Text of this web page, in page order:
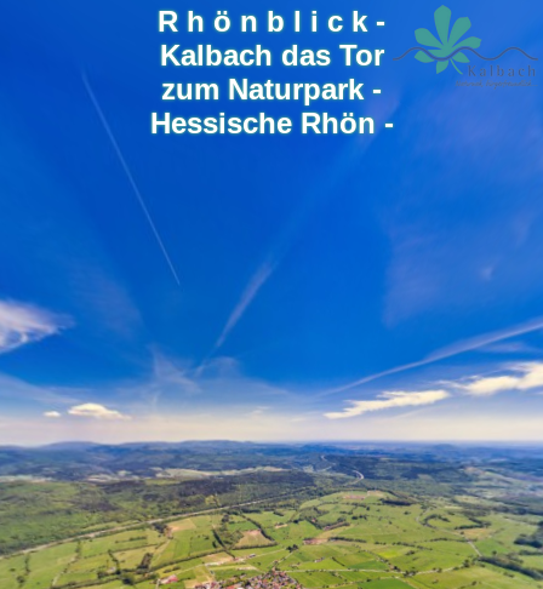
R h ö n b l i c k -
Kalbach das Tor
zum Naturpark -
Hessische Rhön -